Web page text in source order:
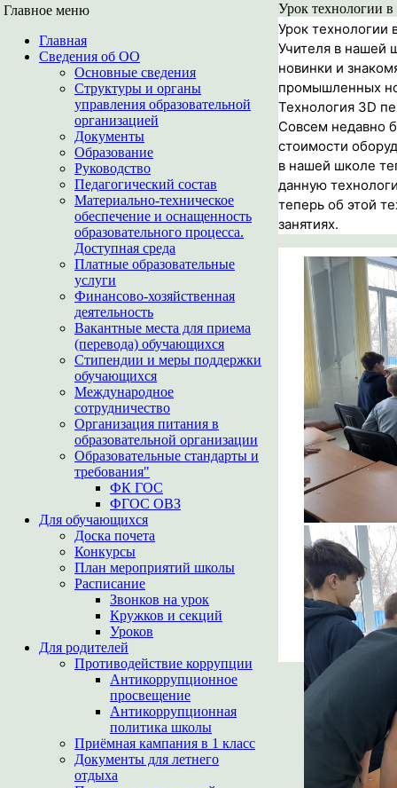
Главное меню
Главная
Сведения об ОО
Основные сведения
Структуры и органы
управления образовательной
организацией
Документы
Образование
Руководство
Педагогический состав
Материально-техническое
обеспечение и оснащенность
образовательного процесса.
Доступная среда
Платные образовательные
услуги
Финансово-хозяйственная
деятельность
Вакантные места для приема
(перевода) обучающихся
Стипендии и меры поддержки
обучающихся
Международное
сотрудничество
Организация питания в
образовательной организации
Образовательные стандарты и
требования"
ФК ГОС
ФГОС ОВЗ
Для обучающихся
Доска почета
Конкурсы
План мероприятий школы
Расписание
Звонков на урок
Кружков и секций
Уроков
Для родителей
Противодействие коррупции
Антикоррупционное
просвещение
Антикоррупционная
политика школы
Приёмная кампания в 1 класс
Документы для летнего
отдыха
Урок технологии
Урок
Учителя в нашей
новинки и
промышленных
Технология 3D
Совсем недавно
стоимости
в нашей школе
данную
теперь об этой
занятиях.